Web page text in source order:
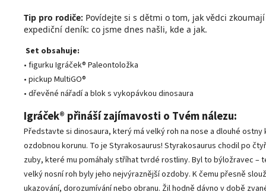
Tip pro rodiče: Povídejte si s dětmi o tom, jak vědci
expediční deník: co jsme dnes našli, kde a jak.
Set obsahuje:
• figurku Igráček® Paleontoložka
• pickup MultiGO®
• dřevěné nářadí a blok s vykopávkou dinosaura
Igráček® přináší zajímavosti o Tvém nálezu:
Představte si dinosaura, který má velký roh na nose a dlouhé
ozdobnou korunu. To je Styrakosaurus! Styrakosaurus chodil po
zuby, které mu pomáhaly stříhat tvrdé rostliny. Byl to býložravec –
velký nosní roh byly jeho nejvýraznější ozdoby. K čemu přesně
ukazování, dorozumívání nebo obranu. Žil hodně dávno v době